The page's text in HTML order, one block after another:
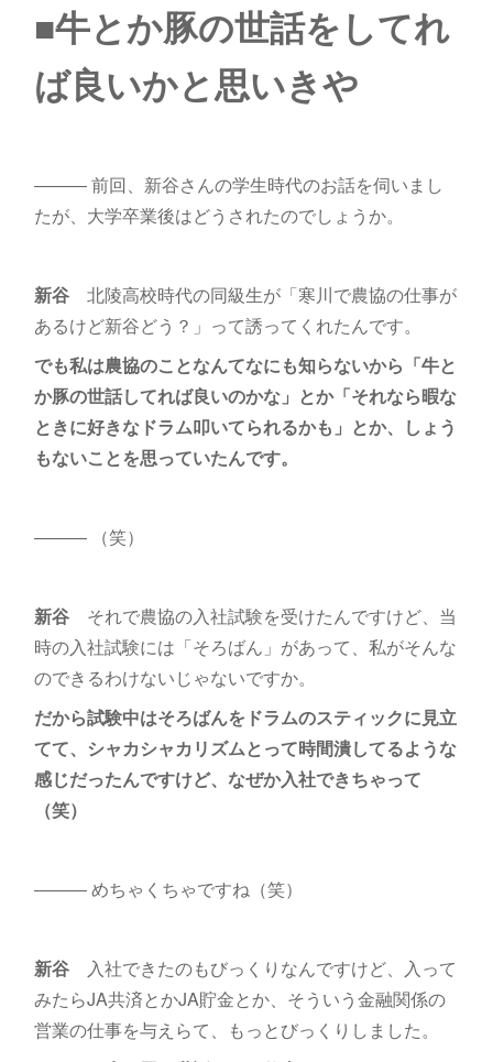
■牛とか豚の世話をしてれ
ば良いかと思いきや
――― 前回、新谷さんの学生時代のお話を伺いまし
たが、大学卒業後はどうされたのでしょうか。
新谷北陵高校時代の同級生が「寒川で農協の仕事が
あるけど新谷どう？」って誘ってくれたんです。
でも私は農協のことなんてなにも知らないから「牛と
か豚の世話してれば良いのかな」とか「それなら暇な
ときに好きなドラム叩いてられるかも」とか、しょう
もないことを思っていたんです。
――― （笑）
新谷それで農協の入社試験を受けたんですけど、当
時の入社試験には「そろばん」があって、私がそんな
のできるわけないじゃないですか。
だから試験中はそろばんをドラムのスティックに見立
てて、シャカシャカリズムとって時間潰してるような
感じだったんですけど、なぜか入社できちゃって
（笑）
――― めちゃくちゃですね（笑）
新谷入社できたのもびっくりなんですけど、入って
みたらJA共済とかJA貯金とか、そういう金融関係の
営業の仕事を与えらて、もっとびっくりしました。